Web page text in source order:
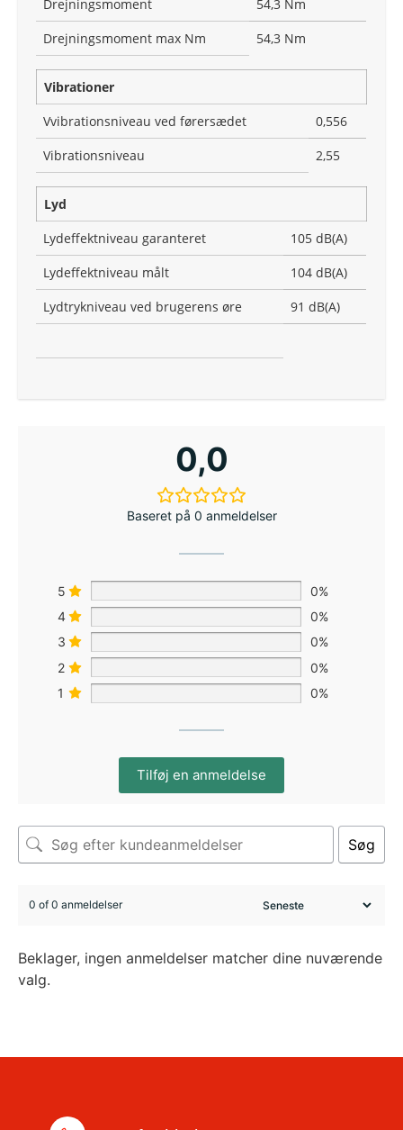
Drejningsmoment
54,3 Nm
Drejningsmoment max Nm
54,3 Nm
Vibrationer
Vvibrationsniveau ved førersædet
0,556
Vibrationsniveau
2,55
Lyd
Lydeffektniveau garanteret
105 dB(A)
Lydeffektniveau målt
104 dB(A)
Lydtrykniveau ved brugerens øre
91 dB(A)
0,0
Baseret på 0 anmeldelser
5
0%
4
0%
3
0%
2
0%
1
0%
Tilføj en anmeldelse
Søg
0 of 0 anmeldelser
Beklager, ingen anmeldelser matcher dine nuværende
valg.